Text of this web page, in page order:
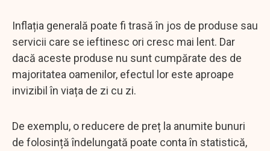
Inflația generală poate fi trasă în jos de produse sau
servicii care se ieftinesc ori cresc mai lent. Dar
dacă aceste produse nu sunt cumpărate des de
majoritatea oamenilor, efectul lor este aproape
invizibil în viața de zi cu zi.
De exemplu, o reducere de preț la anumite bunuri
de folosință îndelungată poate conta în statistică,